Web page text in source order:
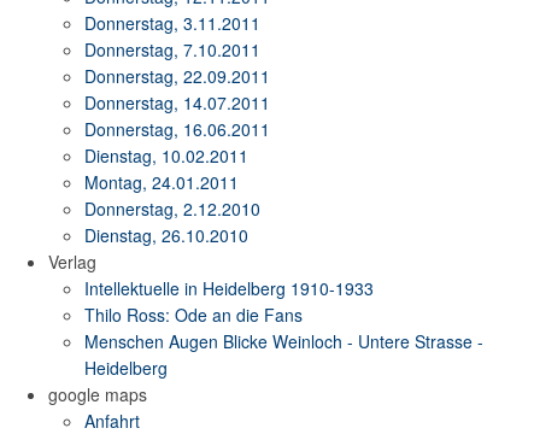
Donnerstag, 3.11.2011
Donnerstag, 7.10.2011
Donnerstag, 22.09.2011
Donnerstag, 14.07.2011
Donnerstag, 16.06.2011
Dienstag, 10.02.2011
Montag, 24.01.2011
Donnerstag, 2.12.2010
Dienstag, 26.10.2010
Verlag
Intellektuelle in Heidelberg 1910-1933
Thilo Ross: Ode an die Fans
Menschen Augen Blicke Weinloch - Untere Strasse -
Heidelberg
google maps
Anfahrt